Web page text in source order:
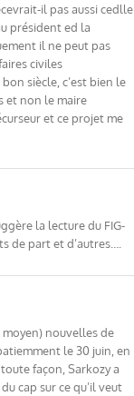
il pas aussi cedlle
président ed la
il ne peut pas
civiles
siècle, c’est bien le
et non le maire
et ce projet me
la lecture du FIG-
de part et d’autres….
nouvelles de
le 30 juin, en
façon, Sarkozy a
cap sur ce qu’il veut